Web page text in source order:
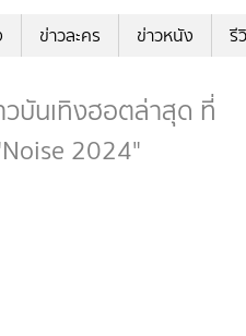
ข่าวละคร ข่าวหนัง รี
บันเทิงฮอตล่าสุด ที่
2024"